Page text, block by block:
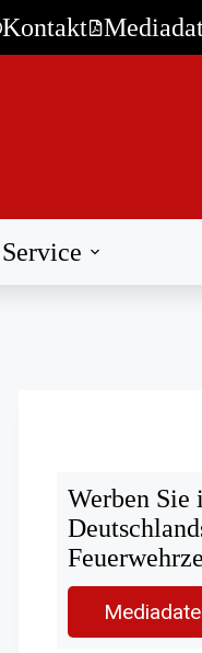
Kontakt
Service
Werben Sie